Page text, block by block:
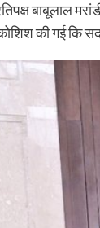
बाबूलाल
की गई कि